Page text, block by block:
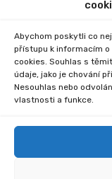
Abychom poskytli co
přístupu k informacím
cookies. Souhlas s
údaje, jako je chování
Nesouhlas nebo
vlastnosti a funkce.
TÝDEN POZNÁNÍ
Comments are closed.